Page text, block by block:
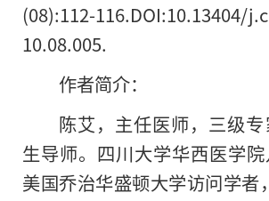
(08):112-116.DOI:10.13404/
10.08.005.
作者简介：
陈艾，主任医师，三级
生导师。四川大学华西医学院
美国乔治华盛顿大学访问学者